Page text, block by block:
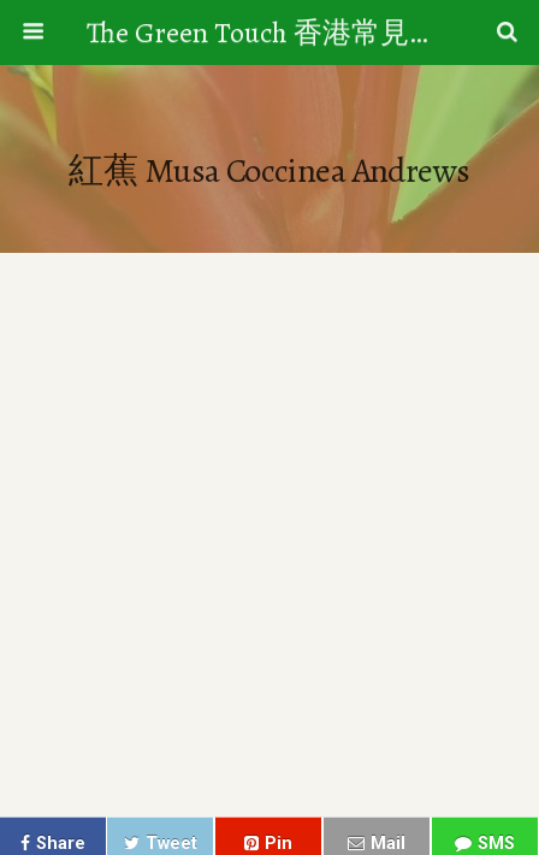
The Green Touch 香港常見樹木園藝生活
紅蕉 Musa Coccinea Andrews
Share Tweet Pin Mail SMS